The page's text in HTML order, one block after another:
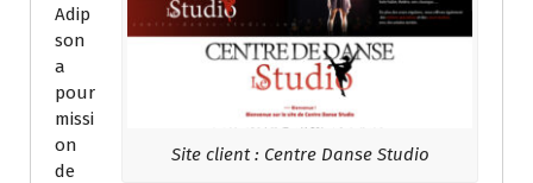
Site client : Centre Danse Studio
Adip
son
a
pour
missi
on
de